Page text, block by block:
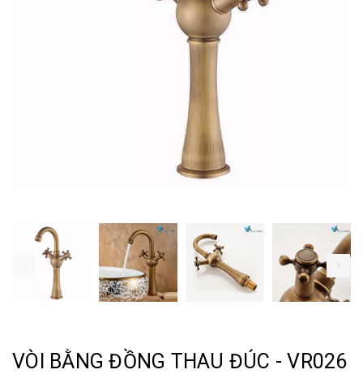
VÒI BẰNG ĐỒNG THAU ĐÚC - VR026